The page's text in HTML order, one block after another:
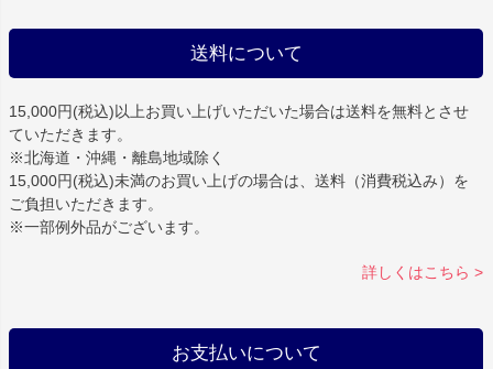
送料について
15,000円(税込)以上お買い上げいただいた場合は送料を無料とさせ
ていただきます。
※北海道・沖縄・離島地域除く
15,000円(税込)未満のお買い上げの場合は、送料（消費税込み）を
ご負担いただきます。
※一部例外品がございます。
詳しくはこちら >
お支払いについて